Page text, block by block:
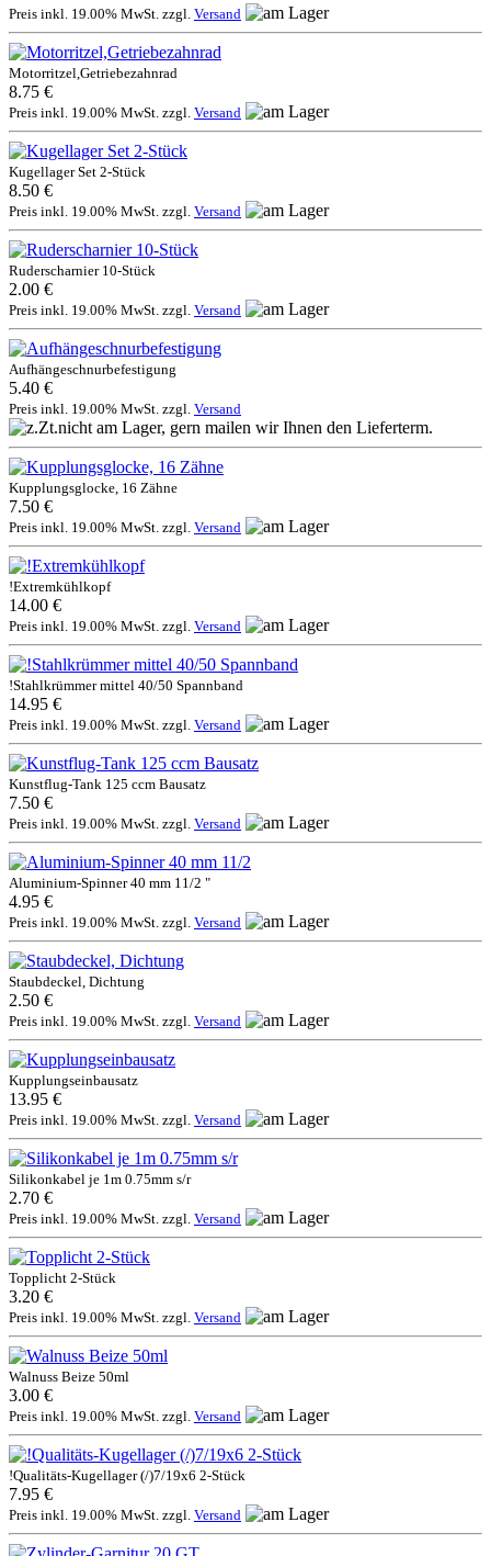
Preis inkl. 19.00% MwSt. zzgl. Versand
Motorritzel,Getriebezahnrad
8.75 €
Preis inkl. 19.00% MwSt. zzgl. Versand
Kugellager Set 2-Stück
8.50 €
Preis inkl. 19.00% MwSt. zzgl. Versand
Ruderscharnier 10-Stück
2.00 €
Preis inkl. 19.00% MwSt. zzgl. Versand
Aufhängeschnurbefestigung
5.40 €
Preis inkl. 19.00% MwSt. zzgl. Versand
Kupplungsglocke, 16 Zähne
7.50 €
Preis inkl. 19.00% MwSt. zzgl. Versand
!Extremkühlkopf
14.00 €
Preis inkl. 19.00% MwSt. zzgl. Versand
!Stahlkrümmer mittel 40/50 Spannband
14.95 €
Preis inkl. 19.00% MwSt. zzgl. Versand
Kunstflug-Tank 125 ccm Bausatz
7.50 €
Preis inkl. 19.00% MwSt. zzgl. Versand
Aluminium-Spinner 40 mm 11/2 "
4.95 €
Preis inkl. 19.00% MwSt. zzgl. Versand
Staubdeckel, Dichtung
2.50 €
Preis inkl. 19.00% MwSt. zzgl. Versand
Kupplungseinbausatz
13.95 €
Preis inkl. 19.00% MwSt. zzgl. Versand
Silikonkabel je 1m 0.75mm s/r
2.70 €
Preis inkl. 19.00% MwSt. zzgl. Versand
Topplicht 2-Stück
3.20 €
Preis inkl. 19.00% MwSt. zzgl. Versand
Walnuss Beize 50ml
3.00 €
Preis inkl. 19.00% MwSt. zzgl. Versand
!Qualitäts-Kugellager (/)7/19x6 2-Stück
7.95 €
Preis inkl. 19.00% MwSt. zzgl. Versand